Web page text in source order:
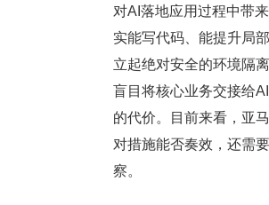
对AI落地应用过程中带
实能写代码、能提升局
立起绝对安全的环境隔
盲目将核心业务交接给
的代价。目前来看，亚
对措施能否奏效，还需
察。